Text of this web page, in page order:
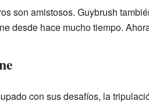
son amistosos. Guybrush
desde hace mucho tiempo.
con sus desafíos, la